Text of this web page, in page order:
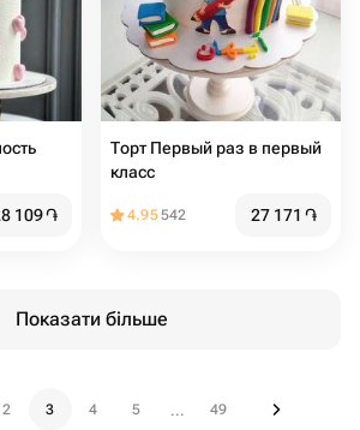
109֏
Торт Первый раз в первый
класс
4.95542 27 171 ֏
Показати більше
2 3 4 5 ... 49